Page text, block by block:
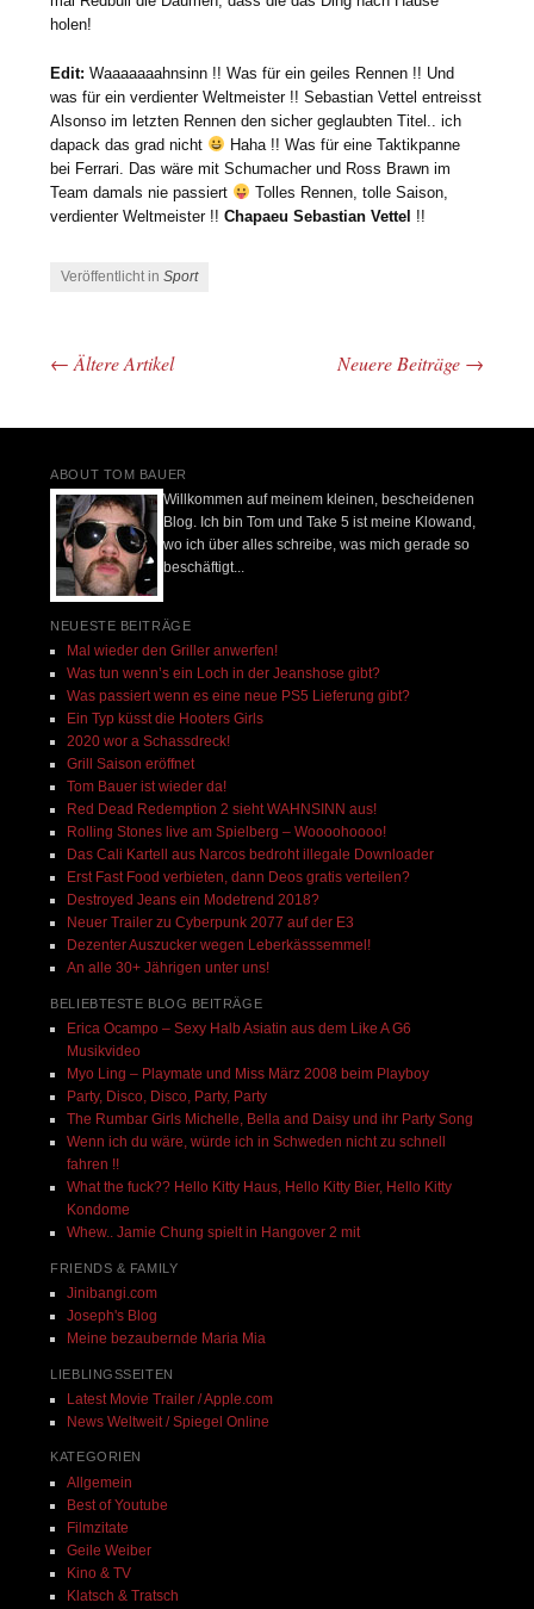
holen!
Edit: Waaaaaaahnsinn !! Was für ein geiles Rennen !! Und
was für ein verdienter Weltmeister !! Sebastian Vettel entreisst
Alsonso im letzten Rennen den sicher geglaubten Titel.. ich
dapack das grad nicht
Haha !! Was für eine Taktikpanne
bei Ferrari. Das wäre mit Schumacher und Ross Brawn im
Team damals nie passiert
Tolles Rennen, tolle Saison,
verdienter Weltmeister !!Chapaeu Sebastian Vettel !!
Veröffentlicht inSport
← Ältere Artikel Neuere Beiträge →
ABOUT TOM BAUER
Willkommen auf meinem kleinen, bescheidenen
Blog. Ich bin Tom und Take 5 ist meine Klowand,
wo ich über alles schreibe, was mich gerade so
beschäftigt...
NEUESTE BEITRÄGE
Mal wieder den Griller anwerfen!
Was tun wenn’s ein Loch in der Jeanshose gibt?
Was passiert wenn es eine neue PS5 Lieferung gibt?
Ein Typ küsst die Hooters Girls
2020 wor a Schassdreck!
Grill Saison eröffnet
Tom Bauer ist wieder da!
Red Dead Redemption 2 sieht WAHNSINN aus!
Rolling Stones live am Spielberg – Woooohoooo!
Das Cali Kartell aus Narcos bedroht illegale Downloader
Erst Fast Food verbieten, dann Deos gratis verteilen?
Destroyed Jeans ein Modetrend 2018?
Neuer Trailer zu Cyberpunk 2077 auf der E3
Dezenter Auszucker wegen Leberkässsemmel!
An alle 30+ Jährigen unter uns!
BELIEBTESTE BLOG BEITRÄGE
Erica Ocampo – Sexy Halb Asiatin aus dem Like A G6
Musikvideo
Myo Ling – Playmate und Miss März 2008 beim Playboy
Party, Disco, Disco, Party, Party
The Rumbar Girls Michelle, Bella and Daisy und ihr Party Song
Wenn ich du wäre, würde ich in Schweden nicht zu schnell
fahren !!
What the fuck?? Hello Kitty Haus, Hello Kitty Bier, Hello Kitty
Kondome
Whew.. Jamie Chung spielt in Hangover 2 mit
FRIENDS & FAMILY
Jinibangi.com
Joseph's Blog
Meine bezaubernde Maria Mia
LIEBLINGSSEITEN
Latest Movie Trailer / Apple.com
News Weltweit / Spiegel Online
KATEGORIEN
Allgemein
Best of Youtube
Filmzitate
Geile Weiber
Kino & TV
Klatsch & Tratsch